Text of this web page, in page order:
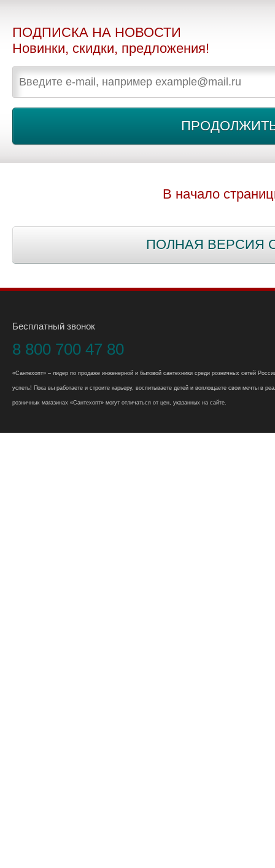
ПОДПИСКА НА НОВОСТИ
Новинки, скидки, предложения!
В начало
ПОЛНАЯ ВЕРСИЯ
Бесплатный звонок
8 800 700 47 80
«Сантехопт» – лидер по продаже инженерной и бытовой сантехники среди розничных сетей
успеть! Пока вы работаете и строите карьеру, воспитываете детей и воплощаете свои мечты в
розничных магазинах «Сантехопт» могут отличаться от цен, указанных на сайте.